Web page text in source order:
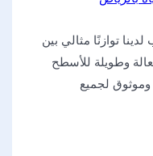
توازنًا مثالي بين
وطويلة للأسطح
وموثوق لجميع